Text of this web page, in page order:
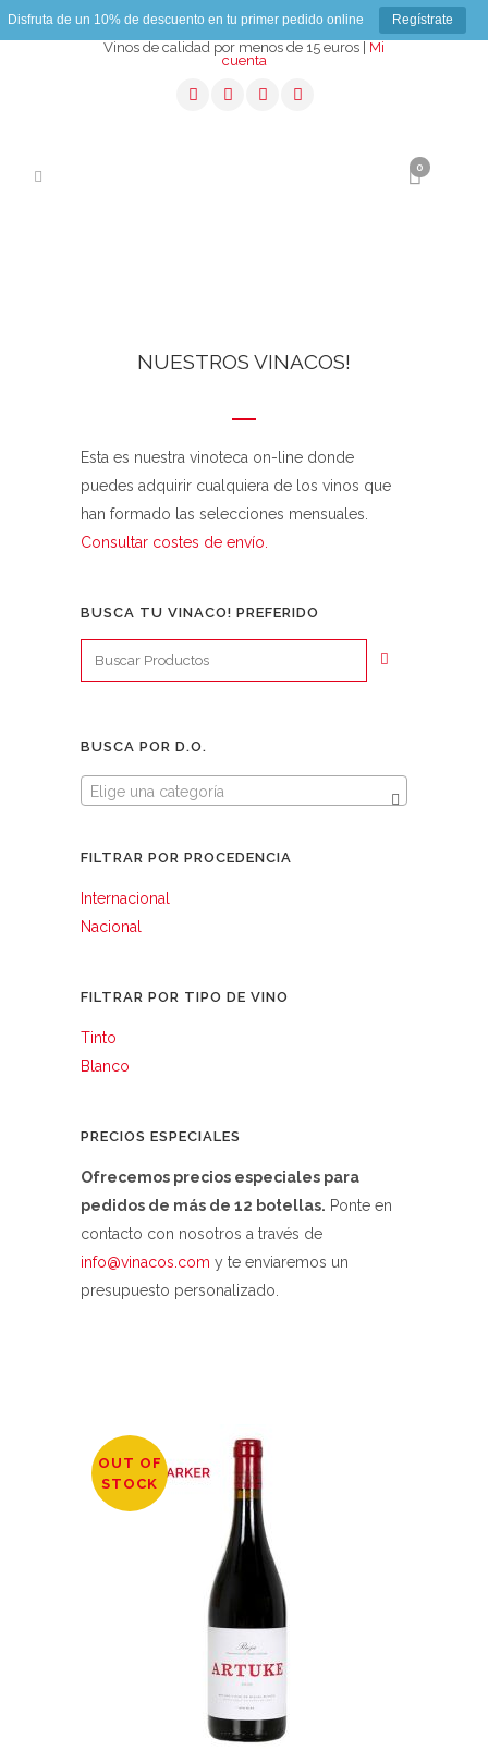
Disfruta de un 10% de descuento en tu primer pedido online Regístrate
Vinos de calidad por menos de 15 euros | Mi
cuenta
0
NUESTROS VINACOS!
Esta es nuestra vinoteca on-line donde
puedes adquirir cualquiera de los vinos que
han formado las selecciones mensuales.
Consultar costes de envío.
BUSCA TU VINACO! PREFERIDO
BUSCA POR D.O.
Elige una categoría
FILTRAR POR PROCEDENCIA
Internacional
Nacional
FILTRAR POR TIPO DE VINO
Tinto
Blanco
PRECIOS ESPECIALES
Ofrecemos precios especiales para
pedidos de más de 12 botellas. Ponte en
contacto con nosotros a través de
info@vinacos.com y te enviaremos un
presupuesto personalizado.
OUT OF
STOCK